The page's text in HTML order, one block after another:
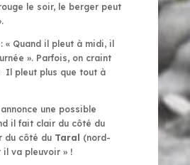
le soir, le berger peut
« Quand il pleut à midi, il
». Parfois, on craint
Il pleut plus que tout à
une possible
il fait clair du côté du
du côté du Taral (nord-
il va pleuvoir » !